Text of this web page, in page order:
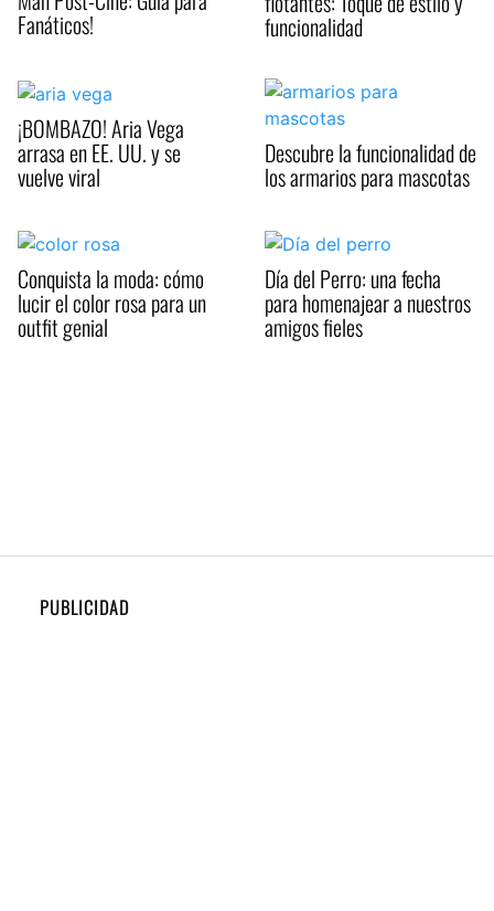
Fanáticos! funcionalidad
¡BOMBAZO! Aria Vega
arrasa en EE. UU. y se
vuelve viral
Descubre la funcionalidad de
los armarios para mascotas
Conquista la moda: cómo
lucir el color rosa para un
outfit genial
Día del Perro: una fecha
para homenajear a nuestros
amigos fieles
PUBLICIDAD